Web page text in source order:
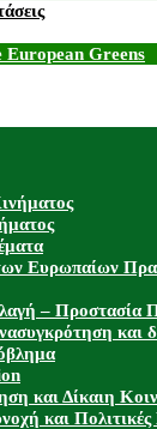
Greens
Ευρωπαίων
– Προστασία
και
και Δίκαιη
και